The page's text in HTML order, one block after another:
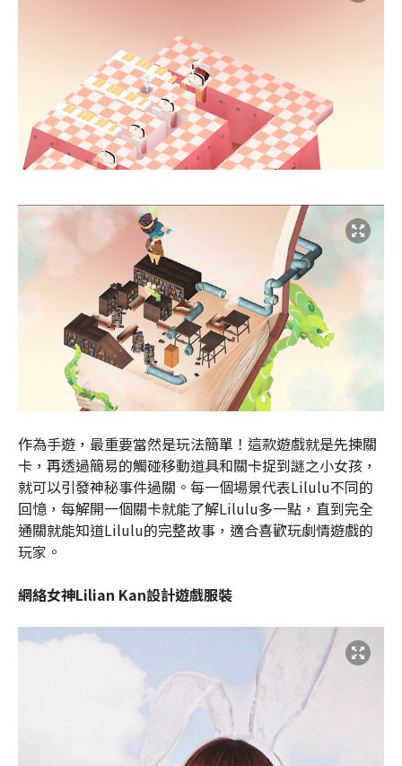
作為手遊，最重要當然是玩法簡單！這款遊戲就是先揀關
卡，再透過簡易的觸碰移動道具和關卡捉到謎之小女孩，
就可以引發神秘事件過關。每一個場景代表Lilulu不同的
回憶，每解開一個關卡就能了解Lilulu多一點，直到完全
通關就能知道Lilulu的完整故事，適合喜歡玩劇情遊戲的
玩家。
網絡女神Lilian Kan設計遊戲服裝